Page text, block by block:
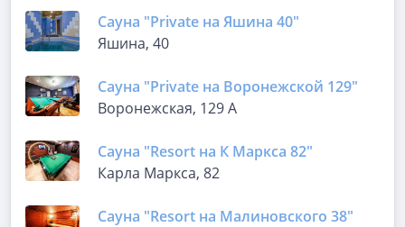
Сауна "Private на Яшина 40"
Яшина, 40
Сауна "Private на Воронежской 129"
Воронежская, 129 А
Сауна "Resort на К Маркса 82"
Карла Маркса, 82
Сауна "Resort на Малиновского 38"